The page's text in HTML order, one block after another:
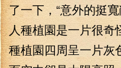
了一下，“意外的挺
人種植園是一片很奇
種植園四周呈一片灰